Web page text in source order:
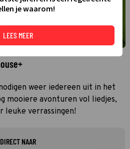
weer iedereen uit in het
mooiere avonturen vol liedjes,
leuke verrassingen!
DIRECT NAAR
je waarom!
LEES MEER